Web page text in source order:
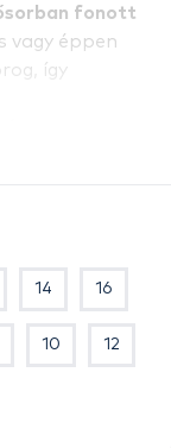
fonott
vagy éppen
így
a
6, 8, 10, 12, 14
14 16
10 12